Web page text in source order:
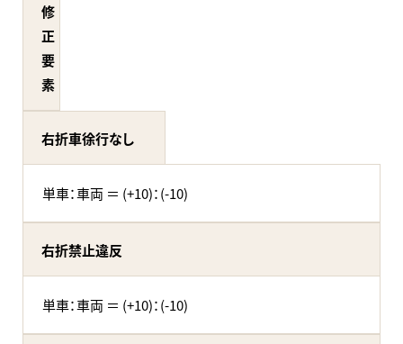
修
正
要
素
右折車徐行なし
単車：車両 ＝ (+10)：(-10)
右折禁止違反
単車：車両 ＝ (+10)：(-10)